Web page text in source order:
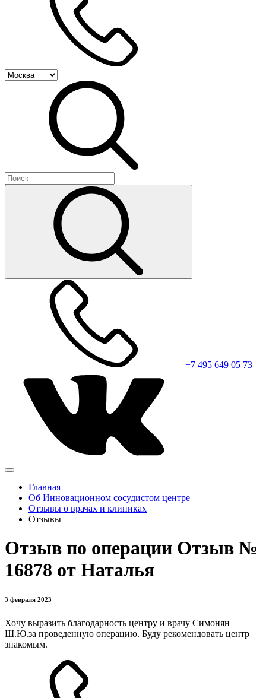
+7 495 649 05 73
Главная
Об Инновационном сосудистом центре
Отзывы о врачах и клиниках
Отзывы
Отзыв по операции Отзыв №
16878 от Наталья
3 февраля 2023
Хочу выразить благодарность центру и врачу Симонян
Ш.Ю.за проведенную операцию. Буду рекомендовать центр
знакомым.